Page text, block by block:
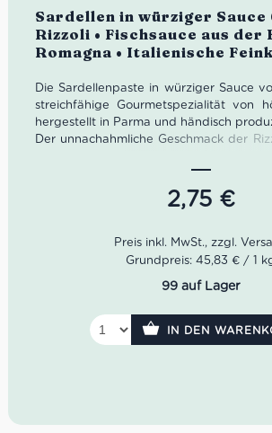
Sardellen in würziger Sauce
Rizzoli • Fischsauce aus der
Romagna • Italienische
Die Sardellenpaste in würziger Sauce
streichfähige Gourmetspezialität von
hergestellt in Parma und händisch
Der unnachahmliche Geschmack der
von Rezepten. Perfekt auch auf
Beilage zu Gemüse oder als Sauce zu
2,75 €
Bewertet
mit5.00von
5
Grundpreis: 45,83 € / 1
99 auf Lager
IN DEN